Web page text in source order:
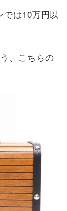
では10万円以
、こちらの